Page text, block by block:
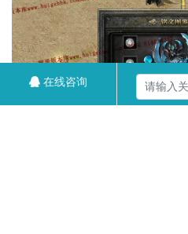
在线咨询